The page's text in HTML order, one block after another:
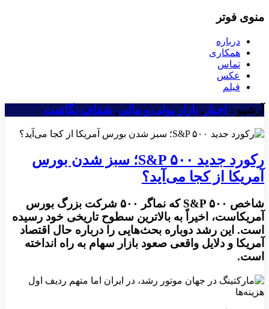
منوی فوتر
درباره
همکاری
تماس
عکس
فیلم
آرشیو : اخبار , بازار پولی و مالی, شفاف نگاشت
رکورد جدید S&P ۵۰۰؛ سبز شدن بورس
آمریکا از کجا می‌آید؟
شاخص S&P ۵۰۰ که نماگر ۵۰۰ شرکت بزرگ بورس
آمریکاست، اخیراً به بالاترین سطوح تاریخی خود رسیده
است. این رشد دوباره بحث‌هایی را درباره حال اقتصاد
آمریکا و دلایل واقعی صعود بازار سهام به راه انداخته
است.